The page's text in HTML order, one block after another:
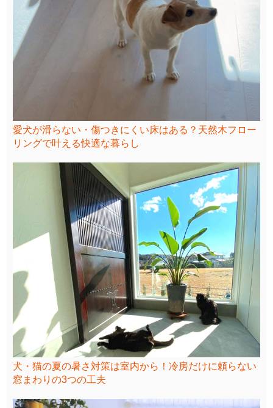
愛犬が滑らない・傷つきにくい床はある？天然木フロー
リングで叶える快適な暮らし
犬・猫の夏の暑さ対策は室内から！冷房だけに頼らない
窓まわりの3つの工夫